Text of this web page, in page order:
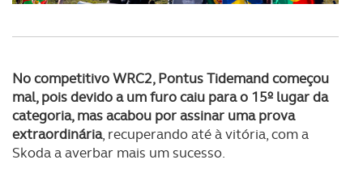
consentimento e quando tal se afigure estritamente
tecnologias similares pode ter impacto na sua
experiência de navegação no Website e nos serviços
disponibilizados.
Consulte a política de cookies do site.
No competitivo WRC2, Pontus Tidemand começou
mal, pois devido a um furo caiu para o 15º lugar da
categoria, mas acabou por assinar uma prova
extraordinária, recuperando até à vitória, com a
Skoda a averbar mais um sucesso.